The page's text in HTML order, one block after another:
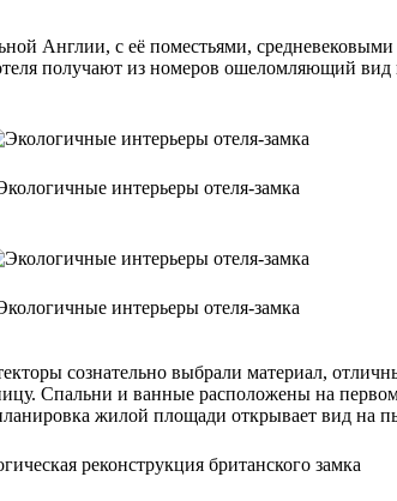
Англии, с её поместьями,
получают из номеров ошеломляющий
интерьеры отеля-замка
интерьеры отеля-замка
сознательно выбрали материал,
Спальни и ванные расположены на
жилой площади открывает вид на